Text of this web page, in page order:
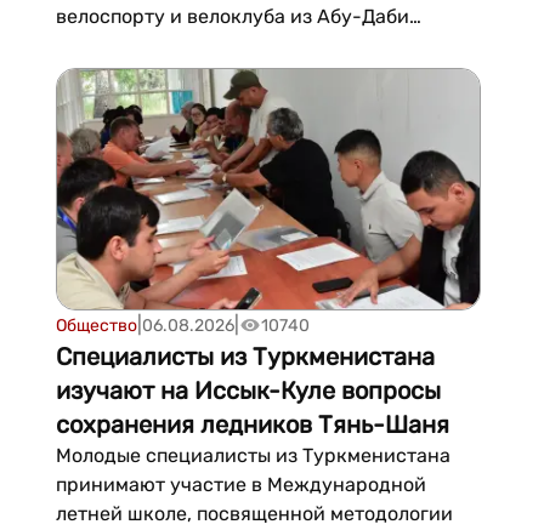
велоспорту и велоклуба из Абу-Даби
Хоч, находящийся в туркменской столице в
рамках сборов, дал высокую оценку
местной велоспортивной инфраструктуре,
отметив прежде всего крытый ве...
Общество| 06.08.2026| 10740
Специалисты из Туркменистана
изучают на Иссык-Куле вопросы
сохранения ледников Тянь-Шаня
Молодые специалисты из Туркменистана
принимают участие в Международной
летней школе, посвященной методологии